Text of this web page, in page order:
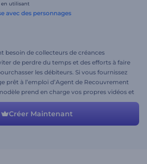
en utilisant
avec des personnages
besoin de collecteurs de créances
de perdre du temps et des efforts à faire
les débiteurs. Si vous fournissez
prêt à l’emploi d’Agent de Recouvrement
prend en charge vos propres vidéos et
vidéo promo commerciale
Créer Maintenant